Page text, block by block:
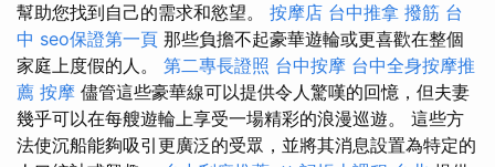
幫助您找到自己的需求和慾望。 按摩店 台中推拿 撥筋 台
中 seo保證第一頁 那些負擔不起豪華遊輪或更喜歡在整個
家庭上度假的人。 第二專長證照 台中按摩 台中全身按摩推
薦 按摩 儘管這些豪華線可以提供令人驚嘆的回憶，但夫妻
幾乎可以在每艘遊輪上享受一場精彩的浪漫巡遊。 這些方
法使沉船能夠吸引更廣泛的受眾，並將其消息設置為特定的